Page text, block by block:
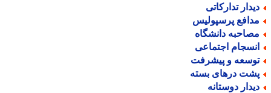
تدارکاتی
پرسپولیس
دانشگاه
اجتماعی
و پیشرفت
درهای بسته
دوستانه